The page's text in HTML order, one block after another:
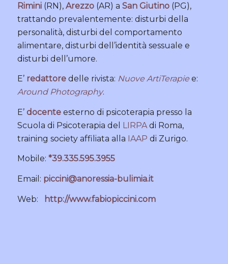
Rimini(RN), Arezzo(AR) a San Giutino(PG),
trattando prevalentemente: disturbi della
personalità, disturbi del comportamento
alimentare, disturbi dell’identità sessuale e
disturbi dell’umore.
E’ redattoredelle rivista: Nuove ArtiTerapiee:
Around Photography.
E’ docenteesterno di psicoterapia presso la
Scuola di Psicoterapia del LIRPAdi Roma,
training society affiliata alla IAAP di Zurigo.
Mobile: *39.335.595.3955
Email: piccini@anoressia-bulimia.it
Web: http://www.fabiopiccini.com